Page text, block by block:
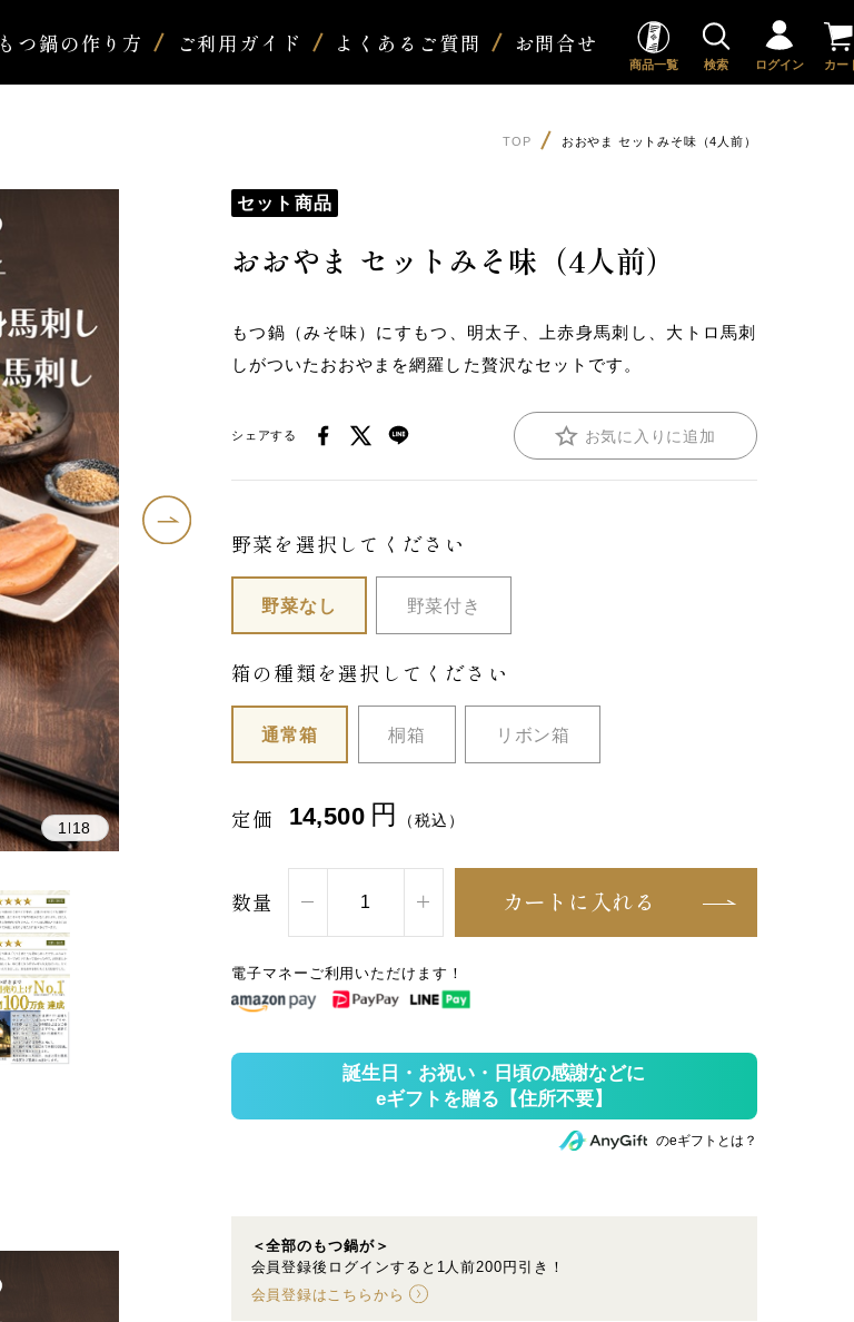
もつ鍋の作り方 ご利用ガイド よくあるご質問 お問合せ
商品一覧 検索 ログイン カー
TOP おおやま セットみそ味（4人前）
1 18
セット商品
おおやま セットみそ味（4人前）
もつ鍋（みそ味）にすもつ、明太子、上赤身馬刺し、大トロ馬刺
しがついたおおやまを網羅した贅沢なセットです。
シェアする お気に入りに追加
野菜を選択してください
野菜なし 野菜付き
箱の種類を選択してください
通常箱 桐箱 リボン箱
定価 14,500 円 （税込）
数量 カートに入れる
電子マネーご利用いただけます！
のeギフトとは？
＜全部のもつ鍋が＞
会員登録後ログインすると1人前200円引き！
会員登録はこちらから